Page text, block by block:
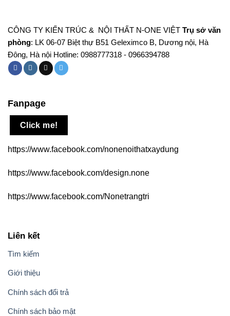
CÔNG TY KIẾN TRÚC & NỘI THẤT N-ONE VIỆT Trụ sở văn
phòng: LK 06-07 Biệt thự B51 Geleximco B, Dương nội, Hà
Đông, Hà nội Hotline: 0988777318 - 0966394788
Liên kết
Tìm kiếm
Giới thiệu
Chính sách đổi trả
Chính sách bảo mật
Fanpage
Click me!
https://www.facebook.com/nonenoithatxaydung
https://www.facebook.com/design.none
https://www.facebook.com/Nonetrangtri